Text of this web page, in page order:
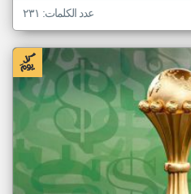
عدد الكلمات: ٢٣١